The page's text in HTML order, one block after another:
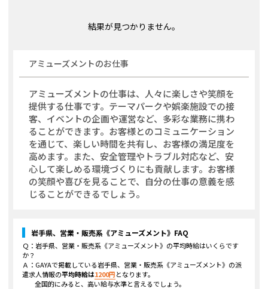
結果が見つかりません。
アミューズメントのお仕事
アミューズメントの仕事は、人々に楽しさや笑顔を
提供する仕事です。テーマパークや娯楽施設での接
客、イベントの企画や運営など、多彩な業務に携わ
ることができます。お客様とのコミュニケーション
を通じて、楽しい時間を共有し、お客様の満足度を
高めます。また、安全管理やトラブル対応など、安
心して楽しめる環境づくりにも貢献します。お客様
の笑顔や喜びを見ることで、自分の仕事の意義を感
じることができるでしょう。
岩手県、営業・販売系《アミューズメント》 FAQ
Ｑ： 岩手県、営業・販売系《アミューズメント》 の平均時給はいくらです
か？
Ａ：GAYAで掲載している岩手県、営業・販売系《アミューズメント》 の派
遣求人情報の平均時給は1200円となります。
全国的にみると、高い給与水準と言えるでしょう。